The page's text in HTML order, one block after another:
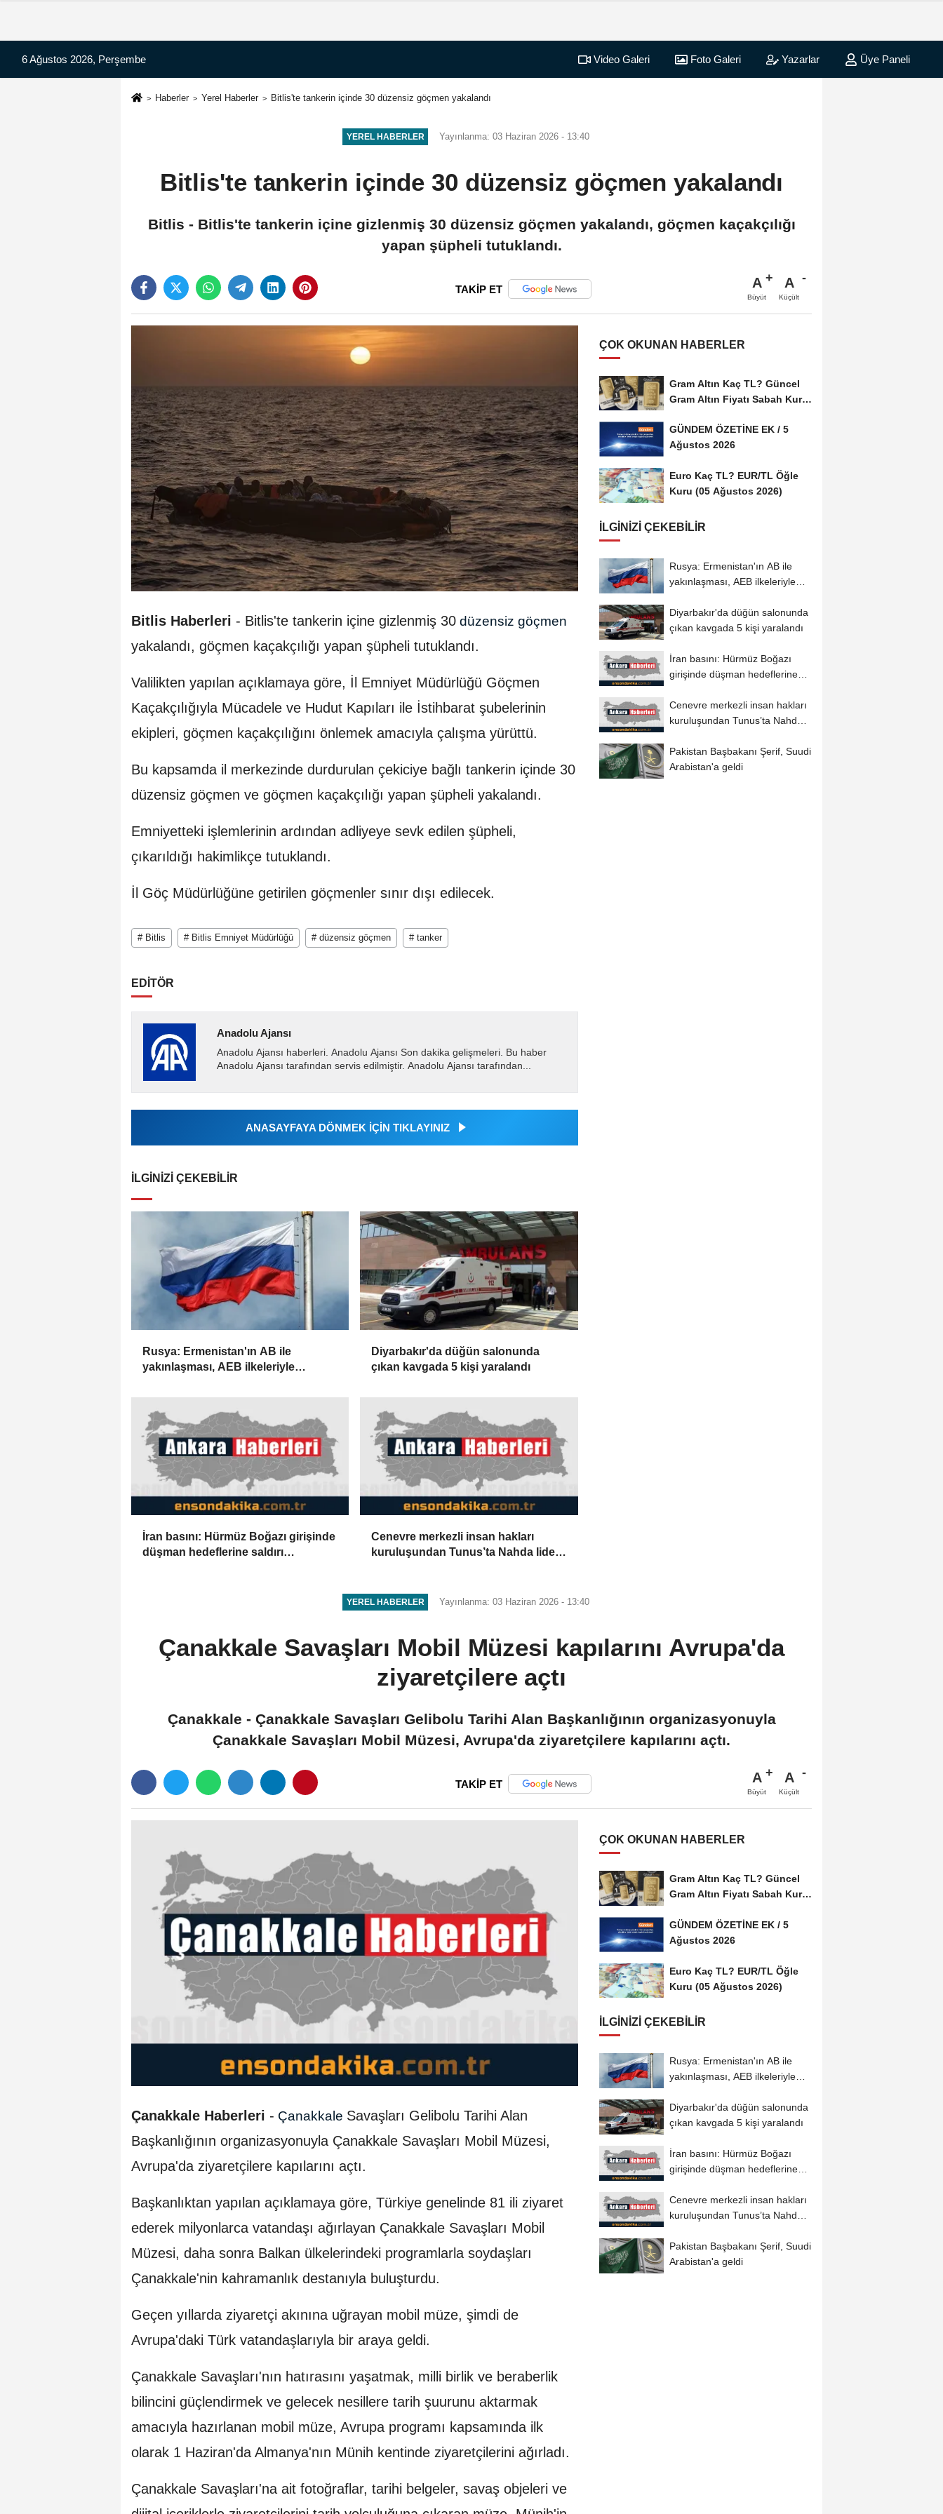
6 Ağustos 2026, Perşembe Video Galeri Foto Galeri Yazarlar Üye Paneli
Haberler Yerel Haberler Bitlis'te tankerin içinde 30 düzensiz göçmen yakalandı
YEREL HABERLER Yayınlanma: 03 Haziran 2026 - 13:40
Bitlis'te tankerin içinde 30 düzensiz göçmen yakalandı
Bitlis - Bitlis'te tankerin içine gizlenmiş 30 düzensiz göçmen yakalandı, göçmen kaçakçılığı
yapan şüpheli tutuklandı.
TAKİP ET A
Büyüt
A
Küçült
Bitlis Haberleri - Bitlis'te tankerin içine gizlenmiş 30 düzensiz göçmen
yakalandı, göçmen kaçakçılığı yapan şüpheli tutuklandı.
Valilikten yapılan açıklamaya göre, İl Emniyet Müdürlüğü Göçmen
Kaçakçılığıyla Mücadele ve Hudut Kapıları ile İstihbarat şubelerinin
ekipleri, göçmen kaçakçılığını önlemek amacıyla çalışma yürüttü.
Bu kapsamda il merkezinde durdurulan çekiciye bağlı tankerin içinde 30
düzensiz göçmen ve göçmen kaçakçılığı yapan şüpheli yakalandı.
Emniyetteki işlemlerinin ardından adliyeye sevk edilen şüpheli,
çıkarıldığı hakimlikçe tutuklandı.
İl Göç Müdürlüğüne getirilen göçmenler sınır dışı edilecek.
# Bitlis # Bitlis Emniyet Müdürlüğü # düzensiz göçmen # tanker
EDİTÖR
Anadolu Ajansı
Anadolu Ajansı haberleri. Anadolu Ajansı Son dakika gelişmeleri. Bu haber
Anadolu Ajansı tarafından servis edilmiştir. Anadolu Ajansı tarafından...
ANASAYFAYA DÖNMEK İÇİN TIKLAYINIZ
İLGINIZI ÇEKEBILIR
Rusya: Ermenistan'ın AB ile
yakınlaşması, AEB ilkeleriyle
Diyarbakır'da düğün salonunda
çıkan kavgada 5 kişi yaralandı
İran basını: Hürmüz Boğazı girişinde
düşman hedeflerine saldırı
Cenevre merkezli insan hakları
kuruluşundan Tunus’ta Nahda lideri
ÇOK OKUNAN HABERLER
Gram Altın Kaç TL? Güncel
Gram Altın Fiyatı Sabah Kuru
GÜNDEM ÖZETİNE EK / 5
Ağustos 2026
Euro Kaç TL? EUR/TL Öğle
Kuru (05 Ağustos 2026)
İLGINIZI ÇEKEBILIR
Rusya: Ermenistan'ın AB ile
yakınlaşması, AEB ilkeleriyle
Diyarbakır'da düğün salonunda
çıkan kavgada 5 kişi yaralandı
İran basını: Hürmüz Boğazı
girişinde düşman hedeflerine
Cenevre merkezli insan hakları
kuruluşundan Tunus’ta Nahda
Pakistan Başbakanı Şerif, Suudi
Arabistan'a geldi
YEREL HABERLER Yayınlanma: 03 Haziran 2026 - 13:40
Çanakkale Savaşları Mobil Müzesi kapılarını Avrupa'da
ziyaretçilere açtı
Çanakkale - Çanakkale Savaşları Gelibolu Tarihi Alan Başkanlığının organizasyonuyla
Çanakkale Savaşları Mobil Müzesi, Avrupa'da ziyaretçilere kapılarını açtı.
TAKİP ET A
Büyüt
A
Küçült
Çanakkale Haberleri - Çanakkale Savaşları Gelibolu Tarihi Alan
Başkanlığının organizasyonuyla Çanakkale Savaşları Mobil Müzesi,
Avrupa'da ziyaretçilere kapılarını açtı.
Başkanlıktan yapılan açıklamaya göre, Türkiye genelinde 81 ili ziyaret
ederek milyonlarca vatandaşı ağırlayan Çanakkale Savaşları Mobil
Müzesi, daha sonra Balkan ülkelerindeki programlarla soydaşları
Çanakkale'nin kahramanlık destanıyla buluşturdu.
Geçen yıllarda ziyaretçi akınına uğrayan mobil müze, şimdi de
Avrupa'daki Türk vatandaşlarıyla bir araya geldi.
Çanakkale Savaşları'nın hatırasını yaşatmak, milli birlik ve beraberlik
bilincini güçlendirmek ve gelecek nesillere tarih şuurunu aktarmak
amacıyla hazırlanan mobil müze, Avrupa programı kapsamında ilk
olarak 1 Haziran'da Almanya'nın Münih kentinde ziyaretçilerini ağırladı.
Çanakkale Savaşları'na ait fotoğraflar, tarihi belgeler, savaş objeleri ve
ÇOK OKUNAN HABERLER
Gram Altın Kaç TL? Güncel
Gram Altın Fiyatı Sabah Kuru
GÜNDEM ÖZETİNE EK / 5
Ağustos 2026
Euro Kaç TL? EUR/TL Öğle
Kuru (05 Ağustos 2026)
İLGINIZI ÇEKEBILIR
Rusya: Ermenistan'ın AB ile
yakınlaşması, AEB ilkeleriyle
Diyarbakır'da düğün salonunda
çıkan kavgada 5 kişi yaralandı
İran basını: Hürmüz Boğazı
girişinde düşman hedeflerine
Cenevre merkezli insan hakları
kuruluşundan Tunus’ta Nahda
Pakistan Başbakanı Şerif, Suudi
Arabistan'a geldi